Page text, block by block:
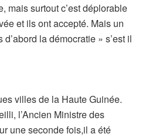
mais surtout c’est déplorable
et ils ont accepté. Mais un
la démocratie » s’est il
villes de la Haute Guinée.
l’Ancien Ministre des
une seconde fois,il a été